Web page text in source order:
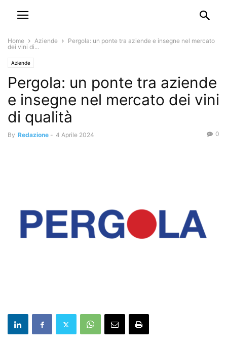
Home Aziende
Pergola: un ponte tra aziende e insegne nel mercato
dei vini di...
Aziende
Pergola: un ponte tra aziende
e insegne nel mercato dei vini
di qualità
By Redazione - 4 Aprile 2024 0